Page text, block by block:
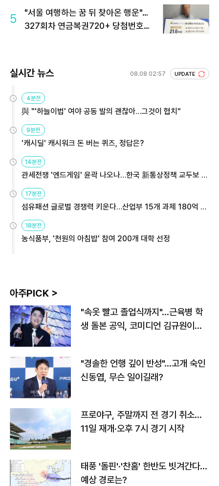
5
"서울 여행하는 꿈 뒤 찾아온 행운"…
327회차 연금복권720+ 당첨번호조
실시간 뉴스 08.08 02:57 UPDATE
4분전
與 "'하늘이법' 여야 공동 발의 괜찮아…그것이 협치"
9분전
'캐시딜' 캐시워크 돈 버는 퀴즈, 정답은?
14분전
관세전쟁 '엔드게임' 윤곽 나오나…한국 新통상정책 교두보 활
용해야
17분전
섬유패션 글로벌 경쟁력 키운다…산업부 15개 과제 180억 지
원
18분전
농식품부, '천원의 아침밥' 참여 200개 대학 선정
아주PICK >
"속옷 빨고 졸업식까지"…근육병 학
생 돌본 공익, 코미디언 김규원이었
"경솔한 언행 깊이 반성"…고개 숙인
신동엽, 무슨 일이길래?
프로야구, 주말까지 전 경기 취소…
11일 재개·오후 7시 경기 시작
태풍 '돌핀'·'찬홈' 한반도 빗겨간다…
예상 경로는?